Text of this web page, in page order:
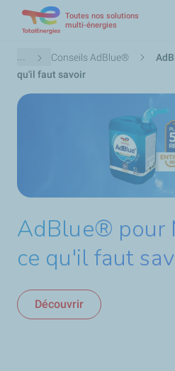
Toutes nos solutions
multi-énergies
Fil
d'Ariane
... Conseils AdBlue®
qu'il faut savoir
AdBlue® pour
ce qu'il faut
Découvrir